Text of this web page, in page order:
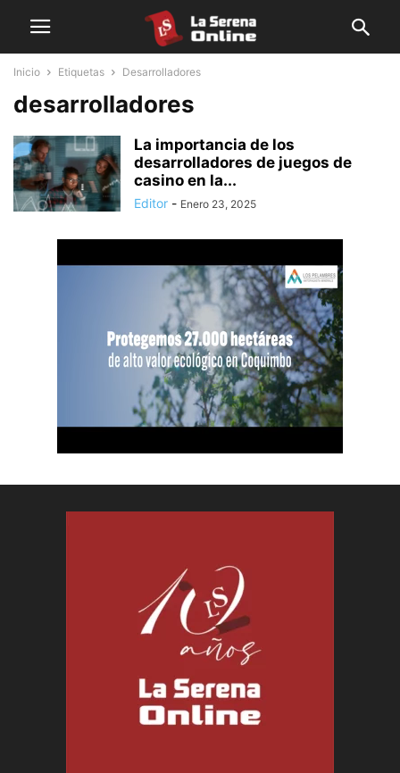
Inicio Etiquetas Desarrolladores
desarrolladores
La importancia de los
desarrolladores de juegos de
casino en la...
Editor - Enero 23, 2025